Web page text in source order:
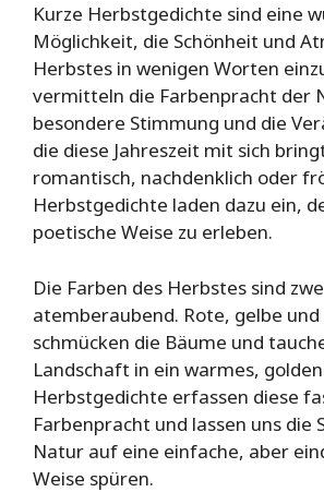
Kurze Herbstgedichte sind eine
Möglichkeit, die Schönheit und
Herbstes in wenigen Worten
vermitteln die Farbenpracht der
besondere Stimmung und die
die diese Jahreszeit mit sich
romantisch, nachdenklich oder
Herbstgedichte laden dazu ein,
poetische Weise zu erleben.
Die Farben des Herbstes sind
atemberaubend. Rote, gelbe
schmücken die Bäume und
Landschaft in ein warmes,
Herbstgedichte erfassen diese
Farbenpracht und lassen uns die
Natur auf eine einfache, aber
Weise spüren.